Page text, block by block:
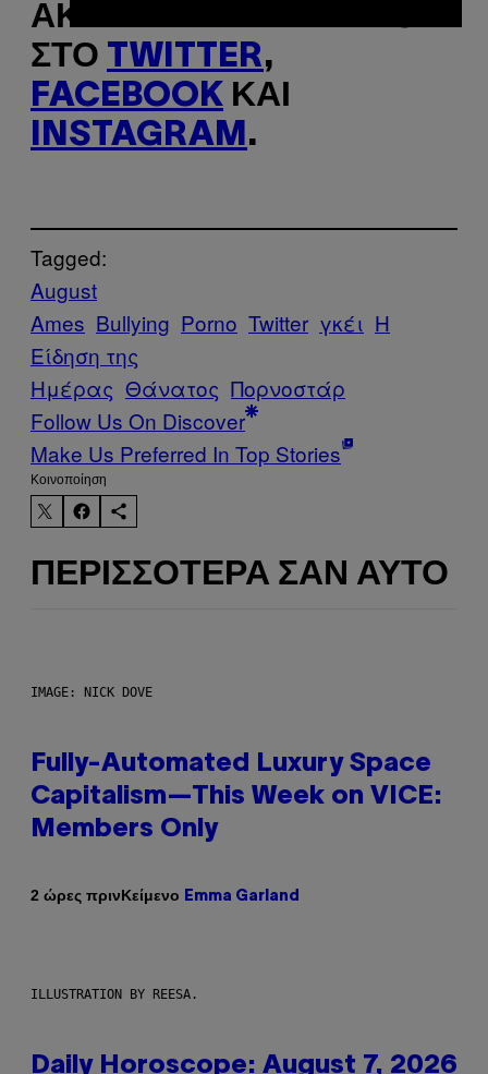
ΑΚΟΛΟΥΘΉΣΤΕ ΤΟ VICE
ΣΤΟ TWITTER,
FACEBOOK ΚΑΙ
INSTAGRAM .
Tagged:
August
Ames Bullying Porno Twitter γκέι Η
Είδηση της
Ημέρας Θάνατος Πορνοστάρ
Follow Us On Discover
Make Us Preferred In Top Stories
Kοινοποίηση
ΠΕΡΙΣΣΌΤΕΡΑ ΣΑΝ ΑΥΤΌ
IMAGE: NICK DOVE
Fully-Automated Luxury Space
Capitalism—This Week on VICE:
Members Only
2 ώρες πρινΚείμενο Emma Garland
ILLUSTRATION BY REESA.
Daily Horoscope: August 7, 2026